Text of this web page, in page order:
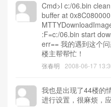
Cmd>l c:/06.bin
buffer at
:F=c:/06.bin start
err== 我的遇到这个
楼主帮帮忙！
张春明 2008-06-17
我也是出现了44楼的
进行设置，很麻烦，